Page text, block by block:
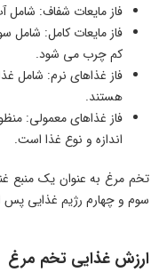
فاز مایعات شفاف:
فاز مایعات کامل:
کم چرب می شود.
فاز غذاهای نرم: شامل
هستند.
فاز غذاهای معمولی:
اندازه و نوع غذا است.
تخم مرغ به عنوان یک منبع
سوم و چهارم رژیم غذایی پس
ارزش غذایی تخم مرغ